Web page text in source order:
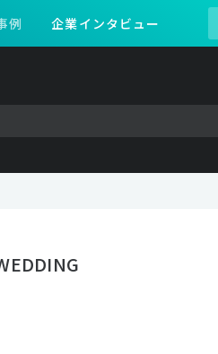
例 企業インタビュー